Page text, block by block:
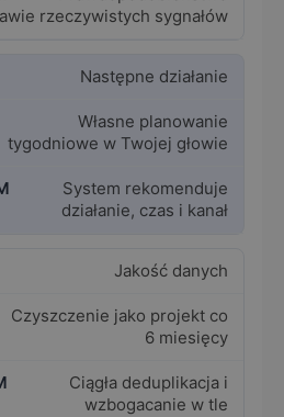
rzeczywistych sygnałów
Następne działanie
Własne planowanie
tygodniowe w Twojej głowie
System rekomenduje
działanie, czas i kanał
Jakość danych
Czyszczenie jako projekt co
6 miesięcy
Ciągła deduplikacja i
wzbogacanie w tle